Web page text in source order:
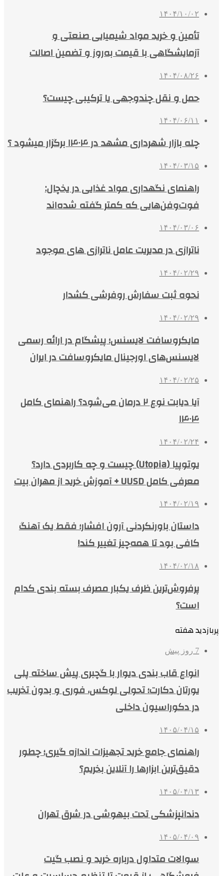
۱۴۰۴/۱۰/۰۲
تأمین و خرید مواد شیمیایی صنعتی و
آزمایشگاهی با قیمت به‌روز و تضمین اصالت
۱۴۰۴/۰۸/۲۶
حمل و نقل چندوجهی یا ترکیبی چیست؟
۱۴۰۴/۰۶/۱۱
چله بازار شهرداری مشهد در ۱۴۰۴ برگزار میشود ؟
۱۴۰۴/۰۳/۱۵
راهنمای نگهداری مواد غذایی در یخچال:
فوت‌وفن‌هایی که کمتر گفته شده‌اند
۱۴۰۴/۰۳/۰۶
ناترازی در مدیریت عامل ناترازی های موجود
۱۴۰۴/۰۲/۲۹
نحوه ثبت سفارش روفرشی کشدار
۱۴۰۴/۰۲/۲۹
مایکروسافت لایسنس؛ پیشگام در ارائه رسمی
لایسنس‌های اورجینال مایکروسافت در ایران
۱۴۰۴/۰۲/۲۵
آیا دیابت نوع ۲ درمان می‌شود؟ راهنمای کامل
۱۴۰۴
۱۴۰۴/۰۲/۲۴
یوتوپیا (Utopia) چیست و چه کاربردی دارد؟
معرفی کامل UUSD + آموزش خرید از مهران بیت
۱۴۰۴/۰۲/۱۹
داستان باورنکردنی آرون افشار؛ فقط یک آهنگ
کافی بود تا همه‌چیز تغییر کند!
۱۴۰۴/۰۲/۱۸
پرفروش‌ترین ظرف یکبار مصرف بسته بندی کدام
است؟
پربازدید هفته
7 روز پیش
انواع قاب بندی دیوار با گچبری پیش ساخته پلی
یورتان دکارت؛ تحولی لوکس، فوری و بدون تخریب
در دکوراسیون داخلی
۱۴۰۵/۰۴/۱۵
راهنمای جامع خرید تجهیزات اندازه گیری؛ چطور
دقیق‌ترین ابزارها را آنلاین بخریم؟
۱۴۰۵/۰۴/۱۳
دندانپزشکی تحت بیهوشی در شرق تهران
۱۴۰۵/۰۴/۰۹
سوالات متداول درباره خرید و نصب گیت